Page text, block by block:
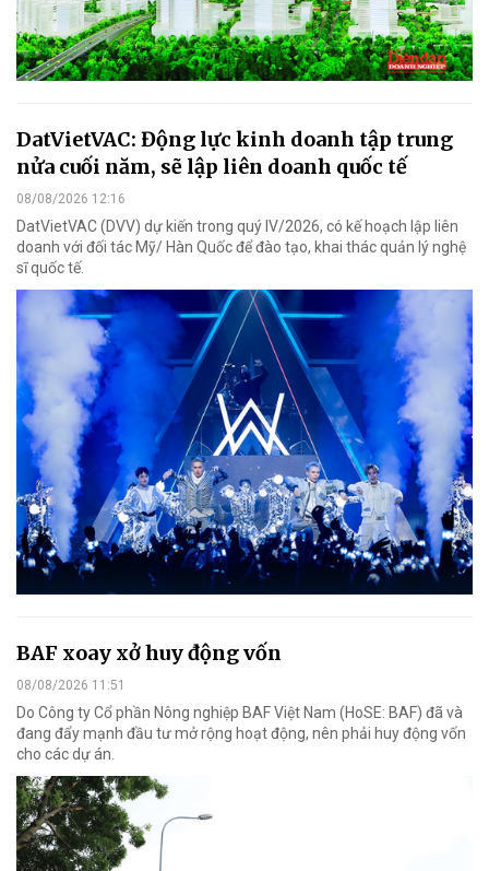
DatVietVAC: Động lực kinh doanh tập trung
nửa cuối năm, sẽ lập liên doanh quốc tế
08/08/2026 12:16
DatVietVAC (DVV) dự kiến trong quý IV/2026, có kế hoạch lập liên
doanh với đối tác Mỹ/ Hàn Quốc để đào tạo, khai thác quản lý nghệ
sĩ quốc tế.
BAF xoay xở huy động vốn
08/08/2026 11:51
Do Công ty Cổ phần Nông nghiệp BAF Việt Nam (HoSE: BAF) đã và
đang đẩy mạnh đầu tư mở rộng hoạt động, nên phải huy động vốn
cho các dự án.